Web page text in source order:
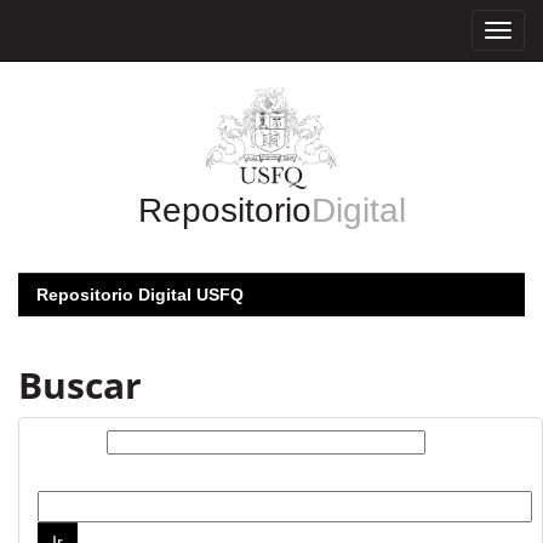
RepositorioDigital
Repositorio Digital USFQ
Buscar